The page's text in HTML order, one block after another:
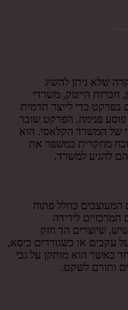
שלא ניתן להשיג
חברות הייטק, משרדי
בפרקט כדי לייצר תדמית
פוסע פנימה. הפרקט שובר
של המשרד הקלאסי. הוא
מחקרית כמשפר את
להגיע למשרד.
המעוצבים כחלל פתוח
לירידה
שיוצרים הד חזק
עקבים או כשגוררים כיסא,
כאשר הוא מותקן על גבי
ותורם לשקט.